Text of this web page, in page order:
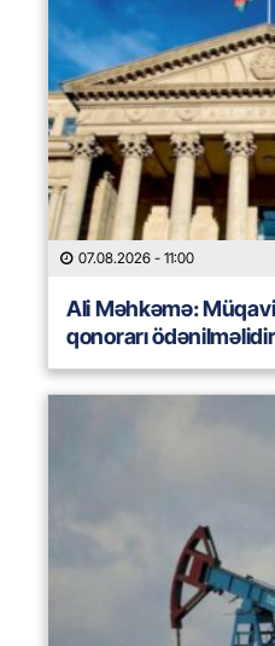
07.08.2026 - 11:00
Ali Məhkəmə:
qonorarı ödənilməlidir